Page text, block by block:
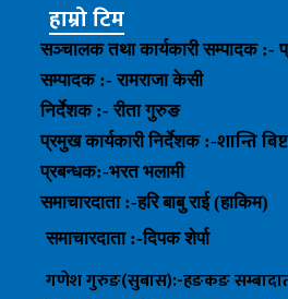
हाम्रो टिम
सञ्चालक तथा कार्यकारी सम्पादक :-
सम्पादक :- रामराजा केसी
निर्देशक :- रीता गुरुङ
प्रमुख कार्यकारी निर्देशक :-शान्ति बिष्ट
प्रबन्धक:-भरत भलामी
समाचारदाता :-हरि बाबु राई (हाकिम)
समाचारदाता :-दिपक शेर्पा
गणेश गुरुङ(सुबास):-हङकङ